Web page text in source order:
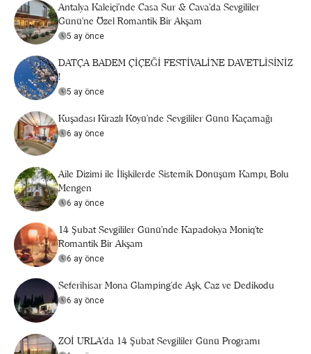
Antalya Kaleiçi'nde Casa Sur & Cava’da Sevgililer
Günü’ne Özel Romantik Bir Akşam
5 ay önce
DATÇA BADEM ÇİÇEĞİ FESTİVALİ’NE DAVETLİSİNİZ
!
5 ay önce
Kuşadası Kirazlı Köyü'nde Sevgililer Günü Kaçamağı
6 ay önce
Aile Dizimi ile İlişkilerde Sistemik Dönüşüm Kampı, Bolu
Mengen
6 ay önce
14 Şubat Sevgililer Günü’nde Kapadokya Moniq’te
Romantik Bir Akşam
6 ay önce
Seferihisar Mona Glamping’de Aşk, Caz ve Dedikodu
6 ay önce
ZOİ URLA'da 14 Şubat Sevgililer Günü Programı